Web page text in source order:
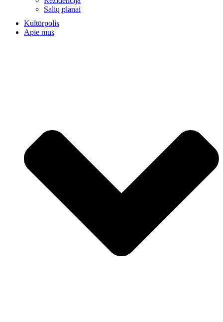
Salių planai
Kultūrpolis
Apie mus